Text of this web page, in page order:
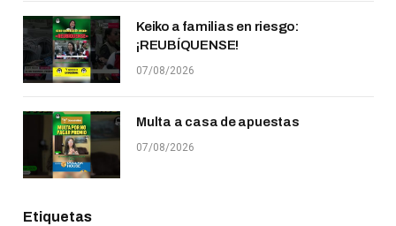
Keiko a familias en riesgo:
¡REUBÍQUENSE!
07/08/2026
Multa a casa de apuestas
07/08/2026
Etiquetas